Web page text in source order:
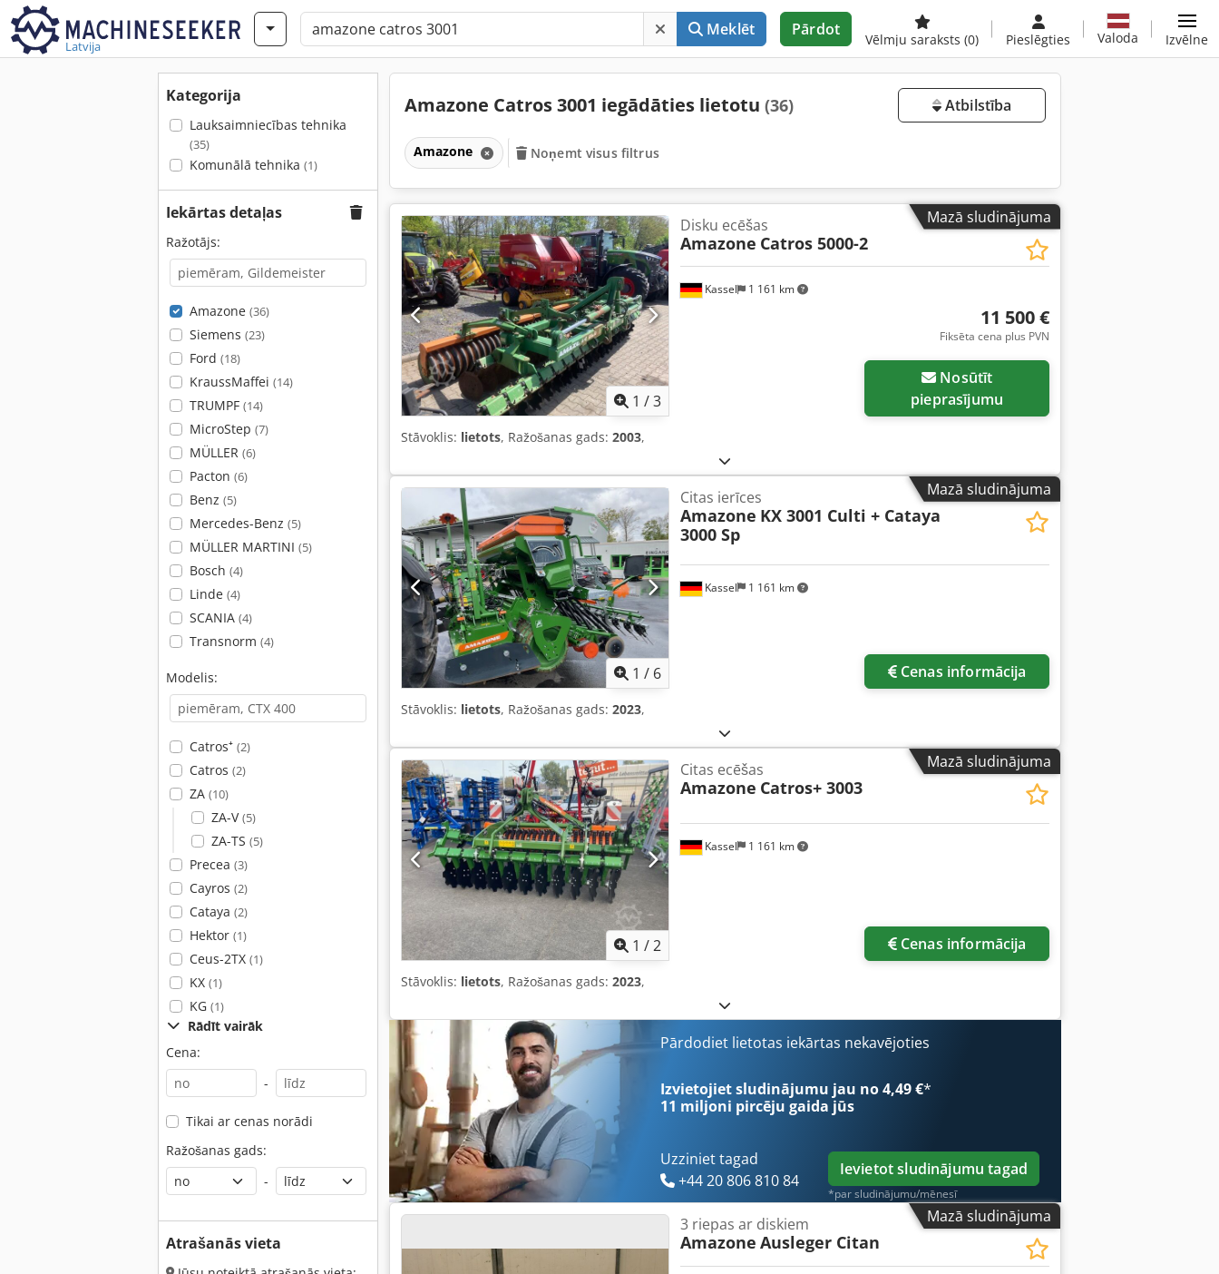
Latvija
Meklēt Pārdot
Vēlmju saraksts (0) Pieslēgties Valoda Izvēlne
Kategorija
Lauksaimniecības tehnika
(35)
Komunālā tehnika (1)
Iekārtas detaļas
Ražotājs:
Amazone (36)
Siemens (23)
Ford (18)
KraussMaffei (14)
TRUMPF (14)
MicroStep (7)
MÜLLER (6)
Pacton (6)
Benz (5)
Mercedes-Benz (5)
MÜLLER MARTINI (5)
Bosch (4)
Linde (4)
SCANIA (4)
Transnorm (4)
Modelis:
Catros⁺ (2)
Catros (2)
ZA (10)
ZA-V(5)
ZA-TS (5)
Precea (3)
Cayros (2)
Cataya (2)
Hektor (1)
Ceus-2TX (1)
KX (1)
KG (1)
Rādīt vairāk
Cena:
-
Tikai ar cenas norādi
Ražošanas gads:
-
Atrašanās vieta
Amazone Catros 3001 iegādāties lietotu (36) Atbilstība
Amazone Noņemt visus filtrus
Mazā sludinājuma
1 /3
Kassel 1 161 km
Disku ecēšas
Amazone Catros 5000-2
11 500 €
Fiksēta cena plus PVN
pieprasījumu
Stāvoklis: lietots, Ražošanas gads: 2003,
Mazā sludinājuma
1 / 6
Kassel 1 161 km
Citas ierīces
Amazone KX 3001 Culti + Cataya
3000 Sp
Cenas informācija
Stāvoklis: lietots, Ražošanas gads: 2023,
Mazā sludinājuma
1 /2
Kassel 1 161 km
Citas ecēšas
Amazone Catros+ 3003
Cenas informācija
Stāvoklis: lietots, Ražošanas gads: 2023,
Pārdodiet lietotas iekārtas nekavējoties
Izvietojiet sludinājumu jau no 4,49 €*
11 miljoni pircēju gaida jūs
Uzziniet tagad
+44 20 806 810 84
Ievietot sludinājumu tagad
*par sludinājumu/mēnesī
Mazā sludinājuma
3 riepas ar diskiem
Amazone Ausleger Citan